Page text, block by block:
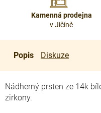
Kamenná prodejna
v Jičíně
Popis Diskuze
Nádherný prsten ze 14k
zirkony.